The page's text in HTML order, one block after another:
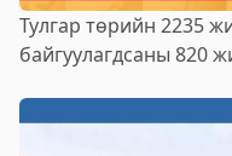
Тулгар төрийн 2235
байгуулагдсаны 820
Ардын хувьсгалын
байгуулагдсаны 84